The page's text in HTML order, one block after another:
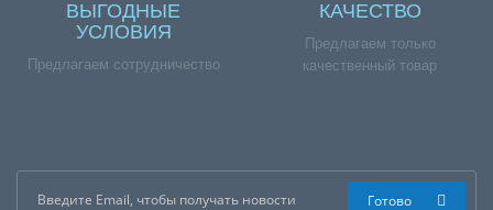
ВЫГОДНЫЕ
УСЛОВИЯ
Предлагаем сотрудничество
КАЧЕСТВО
Предлагаем только
качественный товар
Готово